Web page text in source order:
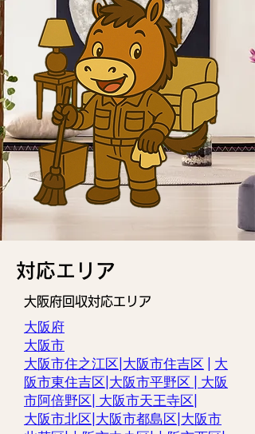
​対応エリア
大阪府回収対応エリア
大阪府
大阪市
大阪市住之江区 大阪市住吉区
大
阪市東住吉区 大阪市平野区
大阪
市阿倍野区 大阪市天王寺区
大阪市北区 大阪市都島区 大阪市